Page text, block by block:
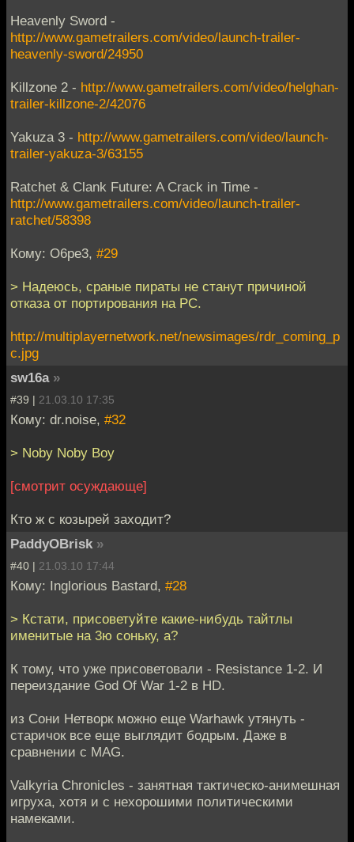
Heavenly Sword -
http://www.gametrailers.com/video/launch-trailer-
heavenly-sword/24950
Killzone 2 - http://www.gametrailers.com/video/helghan-
trailer-killzone-2/42076
Yakuza 3 - http://www.gametrailers.com/video/launch-
trailer-yakuza-3/63155
Ratchet & Clank Future: A Crack in Time -
http://www.gametrailers.com/video/launch-trailer-
ratchet/58398
Кому: O6pe3, #29
> Надеюсь, сраные пираты не станут причиной
отказа от портирования на PC.
http://multiplayernetwork.net/newsimages/rdr_coming_p
c.jpg
sw16a »
#39 | 21.03.10 17:35
Кому: dr.noise, #32
> Noby Noby Boy
[смотрит осуждающе]
Кто ж с козырей заходит?
PaddyOBrisk »
#40 | 21.03.10 17:44
Кому: Inglorious Bastard, #28
> Кстати, присоветуйте какие-нибудь тайтлы
именитые на 3ю соньку, а?
К тому, что уже присоветовали - Resistance 1-2. И
переиздание God Of War 1-2 в HD.
из Сони Нетворк можно еще Warhawk утянуть -
старичок все еще выглядит бодрым. Даже в
сравнении с MAG.
Valkyria Chronicles - занятная тактическо-анимешная
игруха, хотя и с нехорошими политическими
намеками.